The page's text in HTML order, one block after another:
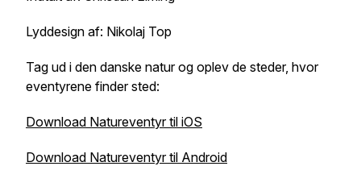
Lyddesign af: Nikolaj Top
Tag ud i den danske natur og oplev de steder, hvor
eventyrene finder sted:
Download Natureventyr til iOS
Download Natureventyr til Android